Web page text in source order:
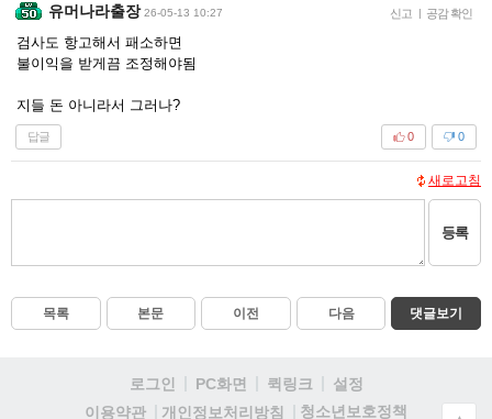
유머나라출장 26-05-13 10:27 신고 | 공감 확인
검사도 항고해서 패소하면
불이익을 받게끔 조정해야됨
지들 돈 아니라서 그러나?
답글 0
0
새로고침
등록
목록 본문 이전 다음 댓글보기
로그인 PC화면 퀵링크
설정
이용약관
개인정보처리방침 청소년보호정책